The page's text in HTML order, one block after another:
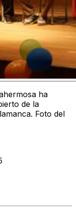
ha
de la
Foto del